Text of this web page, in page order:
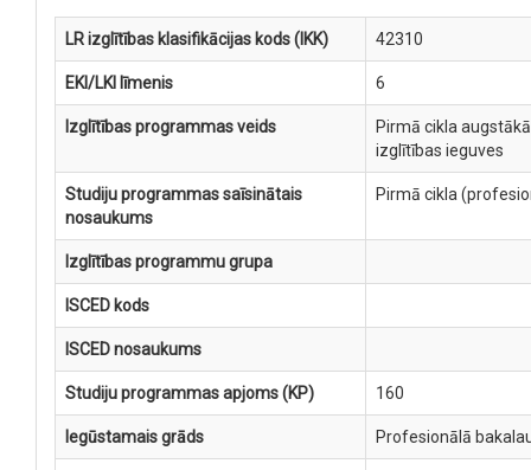
LR izglītības klasifikācijas kods (IKK) 42310
EKI/LKI līmenis 6
Izglītības programmas veids
Pirmā cikla
izglītības ieguves
Studiju programmas saīsinātais
nosaukums
Pirmā cikla
Izglītības programmu grupa
ISCED kods
ISCED nosaukums
Studiju programmas apjoms (KP) 160
Iegūstamais grāds Profesionālā